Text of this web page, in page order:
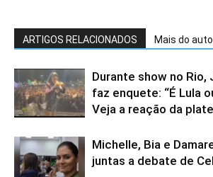
ARTIGOS RELACIONADOS Mais do
Durante show no Rio,
faz enquete: “É Lula
Veja a reação da
Michelle, Bia e
juntas a debate de